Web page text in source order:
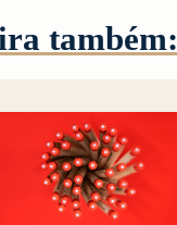
também: